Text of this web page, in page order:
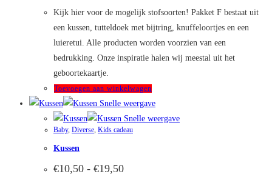
Kijk hier voor de mogelijk stofsoorten! Pakket F bestaat uit
een kussen, tutteldoek met bijtring, knuffeloortjes en een
luieretui. Alle producten worden voorzien van een
bedrukking. Onze inspiratie halen wij meestal uit het
geboortekaartje.
Toevoegen aan winkelwagen
Snelle weergave
Snelle weergave
Baby, Diverse, Kids cadeau
Kussen
€10,50 - €19,50Prijsklasse: